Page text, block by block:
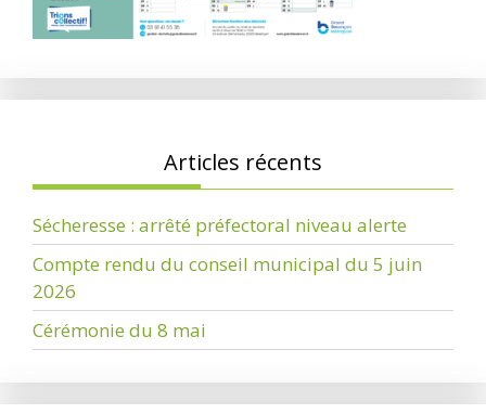
Articles récents
Sécheresse : arrêté préfectoral niveau alerte
Compte rendu du conseil municipal du 5 juin
2026
Cérémonie du 8 mai